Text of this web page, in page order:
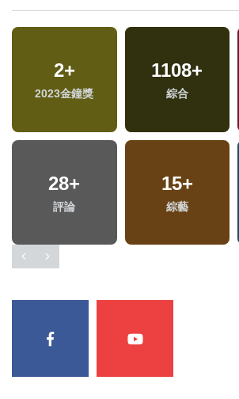
2+
2023金鐘獎
1108+
綜合
28+
評論
15+
綜藝